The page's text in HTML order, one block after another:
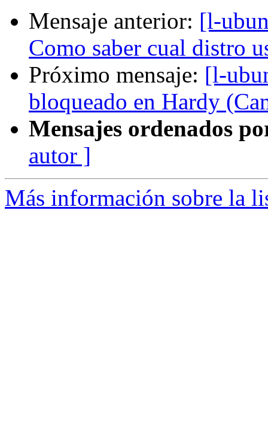
Mensaje anterior: [l-
Como saber cual distro
Próximo mensaje: [l-
bloqueado en Hardy
Mensajes ordenados
autor ]
Más información sobre la